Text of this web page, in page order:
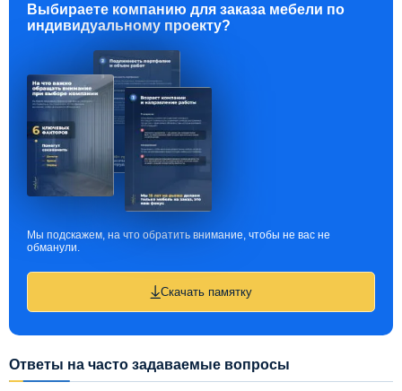
Выбираете компанию для заказа мебели по
индивидуальному проекту?
Мы подскажем, на что обратить внимание, чтобы не вас не
обманули.
Скачать памятку
Ответы на часто задаваемые вопросы